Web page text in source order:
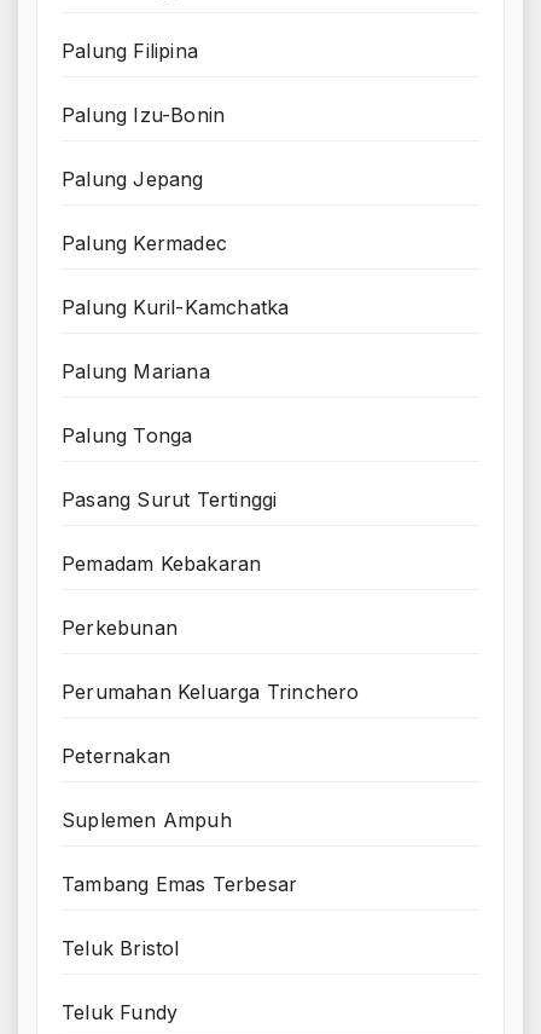
Palung Filipina
Palung Izu-Bonin
Palung Jepang
Palung Kermadec
Palung Kuril-Kamchatka
Palung Mariana
Palung Tonga
Pasang Surut Tertinggi
Pemadam Kebakaran
Perkebunan
Perumahan Keluarga Trinchero
Peternakan
Suplemen Ampuh
Tambang Emas Terbesar
Teluk Bristol
Teluk Fundy